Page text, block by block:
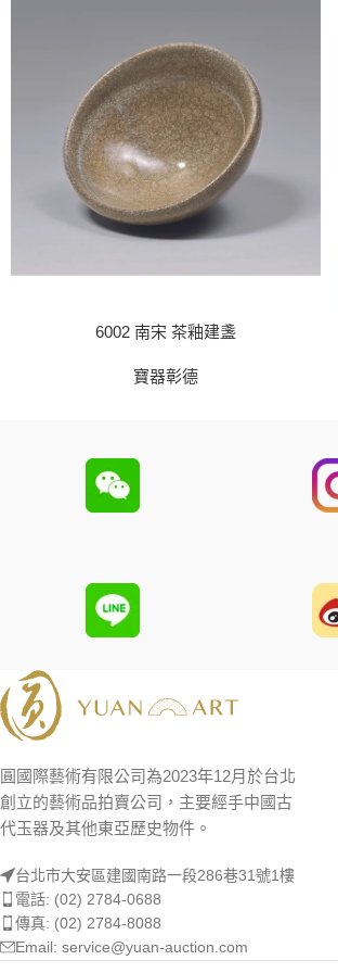
6002 南宋 茶釉建盞
寶器彰德
圓國際藝術有限公司為2023年12月於台北
創立的藝術品拍賣公司，主要經手中國古
代玉器及其他東亞歷史物件。
台北市大安區建國南路一段286巷31號1樓
電話: (02) 2784-0688
傳真: (02) 2784-8088
Email: service@yuan-auction.com